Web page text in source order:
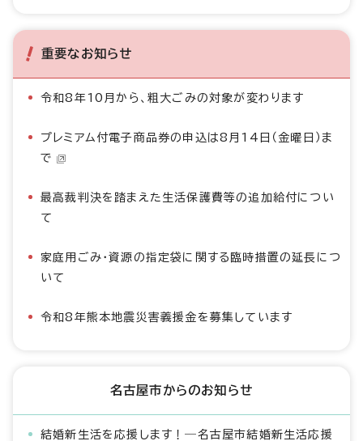
重要なお知らせ
令和8年10月から、粗大ごみの対象が変わります
プレミアム付電子商品券の申込は8月14日（金曜日）ま
で
最高裁判決を踏まえた生活保護費等の追加給付につい
て
家庭用ごみ・資源の指定袋に関する臨時措置の延長につ
いて
令和8年熊本地震災害義援金を募集しています
名古屋市からのお知らせ
結婚新生活を応援します！―名古屋市結婚新生活応援